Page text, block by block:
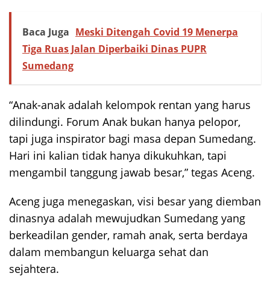
Baca Juga Meski Ditengah Covid 19 Menerpa
Tiga Ruas Jalan Diperbaiki Dinas PUPR
Sumedang
“Anak-anak adalah kelompok rentan yang harus
dilindungi. Forum Anak bukan hanya pelopor,
tapi juga inspirator bagi masa depan Sumedang.
Hari ini kalian tidak hanya dikukuhkan, tapi
mengambil tanggung jawab besar,” tegas Aceng.
Aceng juga menegaskan, visi besar yang diemban
dinasnya adalah mewujudkan Sumedang yang
berkeadilan gender, ramah anak, serta berdaya
dalam membangun keluarga sehat dan
sejahtera.